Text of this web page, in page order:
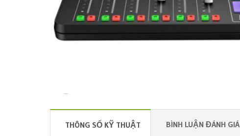
THÔNG SỐ KỸ THUẬT BÌNH LUẬN ĐÁNH GIÁ